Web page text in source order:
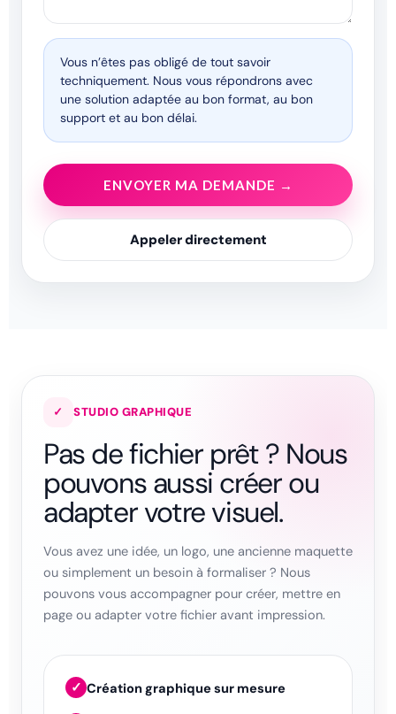
Vous n’êtes pas obligé de tout savoir
techniquement. Nous vous répondrons avec
une solution adaptée au bon format, au bon
support et au bon délai.
ENVOYER MA DEMANDE →
Appeler directement
✓ STUDIO GRAPHIQUE
Pas de fichier prêt ? Nous
pouvons aussi créer ou
adapter votre visuel.
Vous avez une idée, un logo, une ancienne maquette
ou simplement un besoin à formaliser ? Nous
pouvons vous accompagner pour créer, mettre en
page ou adapter votre fichier avant impression.
✓ Création graphique sur mesure